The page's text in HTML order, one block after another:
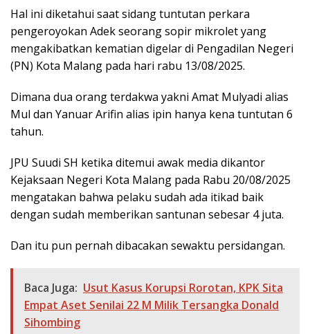
Hal ini diketahui saat sidang tuntutan perkara
pengeroyokan Adek seorang sopir mikrolet yang
mengakibatkan kematian digelar di Pengadilan Negeri
(PN) Kota Malang pada hari rabu 13/08/2025.
Dimana dua orang terdakwa yakni Amat Mulyadi alias
Mul dan Yanuar Arifin alias ipin hanya kena tuntutan 6
tahun.
JPU Suudi SH ketika ditemui awak media dikantor
Kejaksaan Negeri Kota Malang pada Rabu 20/08/2025
mengatakan bahwa pelaku sudah ada itikad baik
dengan sudah memberikan santunan sebesar 4 juta.
Dan itu pun pernah dibacakan sewaktu persidangan.
Baca Juga: Usut Kasus Korupsi Rorotan, KPK Sita
Empat Aset Senilai 22 M Milik Tersangka Donald
Sihombing